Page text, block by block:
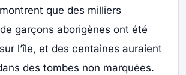
que des milliers
garçons aborigènes ont été
l’île, et des centaines auraient
des tombes non marquées.